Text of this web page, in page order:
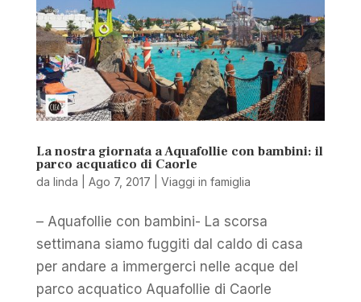
La nostra giornata a Aquafollie con bambini: il
parco acquatico di Caorle
da linda Ago 7, 2017 Viaggi in famiglia
– Aquafollie con bambini- La scorsa
settimana siamo fuggiti dal caldo di casa
per andare a immergerci nelle acque del
parco acquatico Aquafollie di Caorle